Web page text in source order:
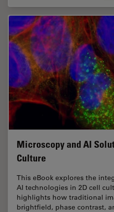
Microscopy and AI
Culture
This eBook explores the
AI technologies in 2D cell
highlights how traditional
brightfield, phase contrast,